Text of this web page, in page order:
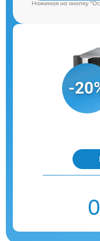
Нажимая на кнопку
-